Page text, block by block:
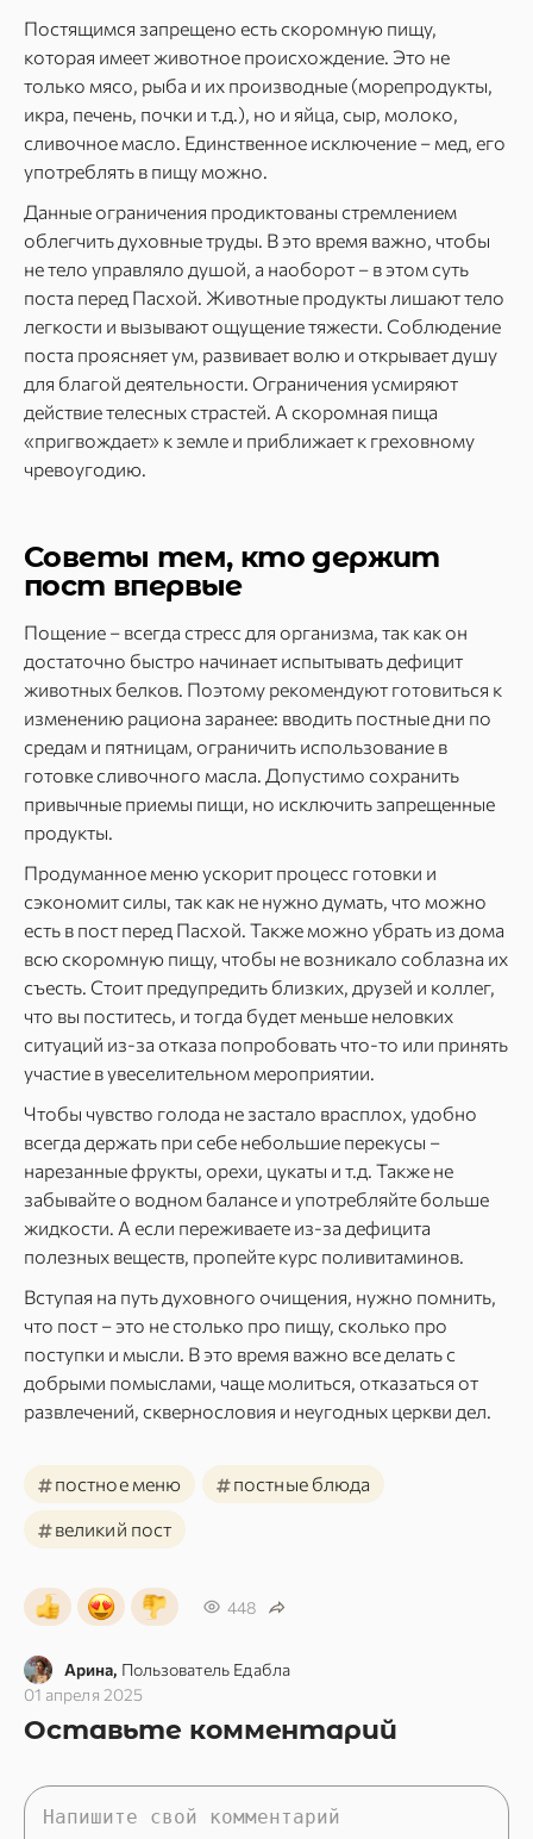
Постящимся запрещено есть скоромную пищу,
которая имеет животное происхождение. Это не
только мясо, рыба и их производные (морепродукты,
икра, печень, почки и т.д.), но и яйца, сыр, молоко,
сливочное масло. Единственное исключение – мед, его
употреблять в пищу можно.
Данные ограничения продиктованы стремлением
облегчить духовные труды. В это время важно, чтобы
не тело управляло душой, а наоборот – в этом суть
поста перед Пасхой. Животные продукты лишают тело
легкости и вызывают ощущение тяжести. Соблюдение
поста проясняет ум, развивает волю и открывает душу
для благой деятельности. Ограничения усмиряют
действие телесных страстей. А скоромная пища
«пригвождает» к земле и приближает к греховному
чревоугодию.
Советы тем, кто держит
пост впервые
Пощение – всегда стресс для организма, так как он
достаточно быстро начинает испытывать дефицит
животных белков. Поэтому рекомендуют готовиться к
изменению рациона заранее: вводить постные дни по
средам и пятницам, ограничить использование в
готовке сливочного масла. Допустимо сохранить
привычные приемы пищи, но исключить запрещенные
продукты.
Продуманное меню ускорит процесс готовки и
сэкономит силы, так как не нужно думать, что можно
есть в пост перед Пасхой. Также можно убрать из дома
всю скоромную пищу, чтобы не возникало соблазна их
съесть. Стоит предупредить близких, друзей и коллег,
что вы поститесь, и тогда будет меньше неловких
ситуаций из-за отказа попробовать что-то или принять
участие в увеселительном мероприятии.
Чтобы чувство голода не застало врасплох, удобно
всегда держать при себе небольшие перекусы –
нарезанные фрукты, орехи, цукаты и т.д. Также не
забывайте о водном балансе и употребляйте больше
жидкости. А если переживаете из-за дефицита
полезных веществ, пропейте курс поливитаминов.
Вступая на путь духовного очищения, нужно помнить,
что пост – это не столько про пищу, сколько про
поступки и мысли. В это время важно все делать с
добрыми помыслами, чаще молиться, отказаться от
развлечений, сквернословия и неугодных церкви дел.
#постное меню #постные блюда
#великий пост
448
Арина, Пользователь Едабла
01 апреля 2025
Оставьте комментарий